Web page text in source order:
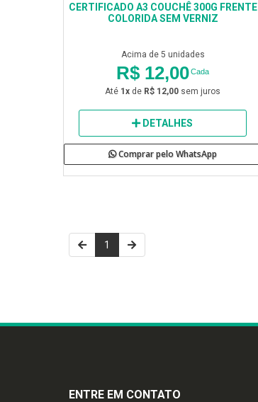
CERTIFICADO A3 COUCHÊ 300G FRENTE
COLORIDA SEM VERNIZ
Acima de 5 unidades
R$ 12,00Cada
Até 1x de R$ 12,00 sem juros
DETALHES
Comprar pelo WhatsApp
1
ENTRE EM CONTATO